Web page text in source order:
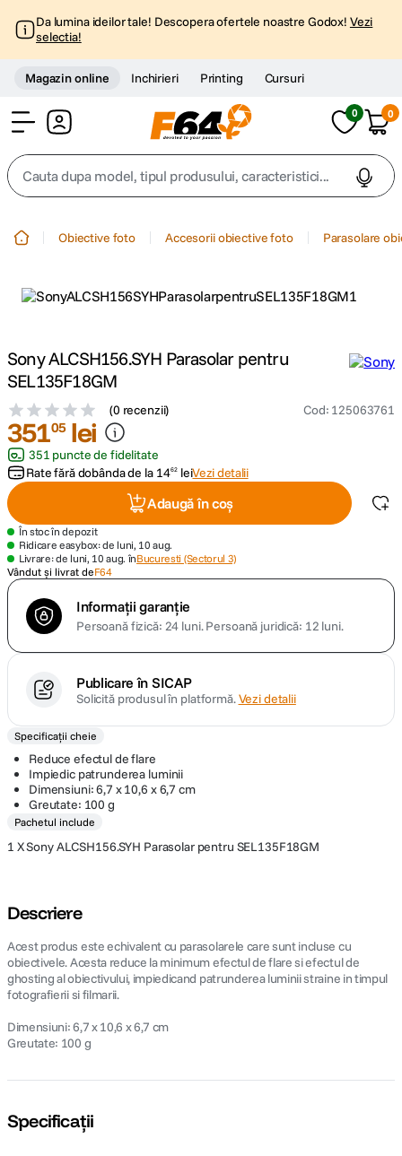
Da lumina ideilor tale! Descopera ofertele noastre Godox! Vezi
selectia!
Magazin online Inchirieri Printing Cursuri
0 0
Cauta dupa model, tipul produsului, caracteristici...
3 trepied telefon
5. lavaliera
6. canon sx740 hs
7. card memorie
8. sony fx
9. dji mic mini
10. dji osmo pocket 4
Obiective foto Accesorii obiective foto Parasolare
Sony ALCSH156.SYH Parasolar pentru
SEL135F18GM
(0 recenzii) Cod: 125063761
35105 lei
351 puncte de fidelitate
Rate fără dobânda de la 1462 leiVezi detalii
Adaugă în coș
În stoc în depozit
Ridicare easybox: de luni, 10 aug.
Livrare: de luni, 10 aug. înBucuresti (Sectorul 3)
Vândut și livrat deF64
Informații garanție
Persoană fizică: 24 luni.Persoană juridică: 12 luni.
Publicare în SICAP
Solicită produsul în platformă.Vezi detalii
Specificații cheie
Reduce efectul de flare
Impiedic patrunderea luminii
Dimensiuni: 6,7 x 10,6 x 6,7 cm
Greutate: 100 g
Pachetul include
1 X Sony ALCSH156.SYH Parasolar pentru SEL135F18GM
Descriere
Acest produs este echivalent cu parasolarele care sunt incluse cu
obiectivele. Acesta reduce la minimum efectul de flare si efectul de
ghosting al obiectivului, impiedicand patrunderea luminii straine in timpul
fotografierii si filmarii.
Dimensiuni: 6,7 x 10,6 x 6,7 cm
Greutate: 100 g
Specificații